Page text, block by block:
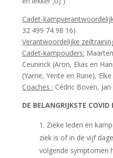
Cadet-
32 499 74 98 16)
Verantwoordelijke
Cadet-kampouders:
Ceuninck (Aron, Elias en
(Yarne, Yente en Rune),
Coaches : Cédric Boven,
DE BELANGRIJKSTE
Zieke leden en
ziek is of in de vijf
volgende symptomen